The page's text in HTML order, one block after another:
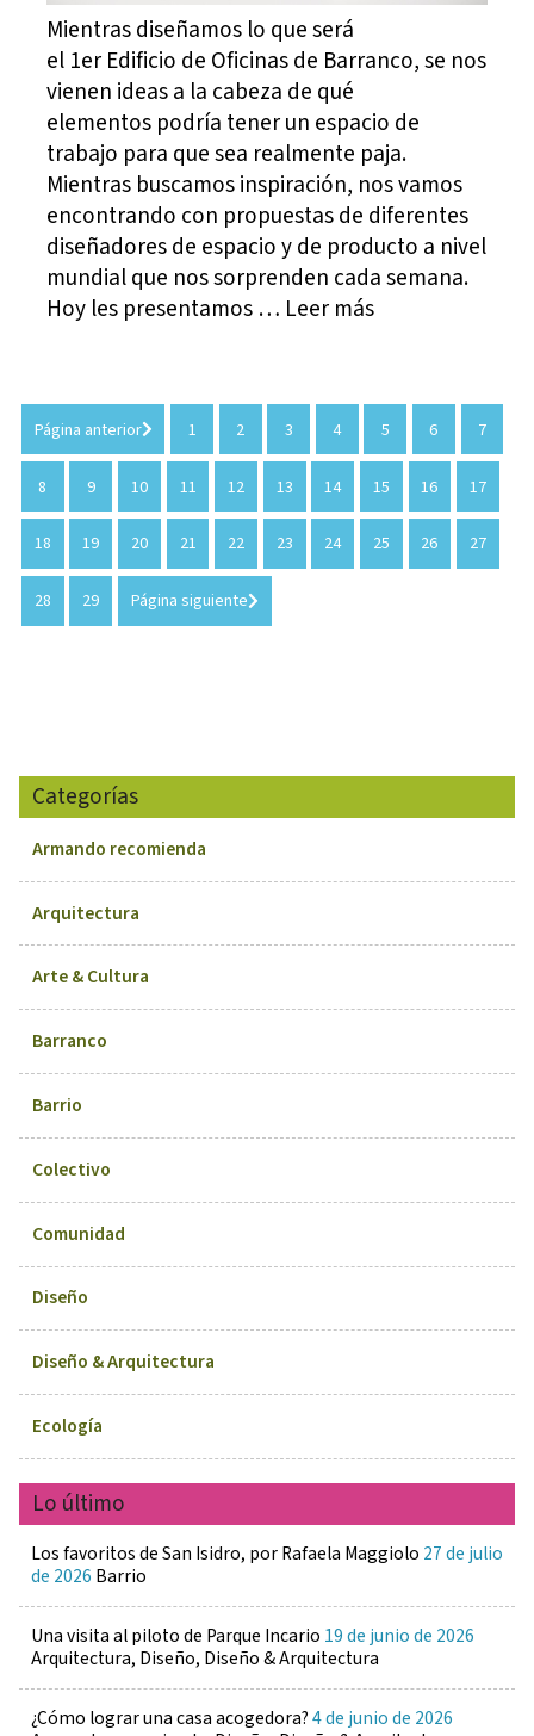
Mientras diseñamos lo que será
el 1er Edificio de Oficinas de Barranco, se nos
vienen ideas a la cabeza de qué
elementos podría tener un espacio de
trabajo para que sea realmente paja.
Mientras buscamos inspiración, nos vamos
encontrando con propuestas de diferentes
diseñadores de espacio y de producto a nivel
mundial que nos sorprenden cada semana.
Hoy les presentamos … Leer más
Página anterior 1 2 3 4 5 6 7
8 9 10 11 12 13 14 15 16 17
18 19 20 21 22 23 24 25 26 27
28 29 Página siguiente
Categorías
Armando recomienda
Arquitectura
Arte & Cultura
Barranco
Barrio
Colectivo
Comunidad
Diseño
Diseño & Arquitectura
Ecología
Lo último
Los favoritos de San Isidro, por Rafaela Maggiolo 27 de julio
de 2026 Barrio
Una visita al piloto de Parque Incario 19 de junio de 2026
Arquitectura, Diseño, Diseño & Arquitectura
¿Cómo lograr una casa acogedora?4 de junio de 2026